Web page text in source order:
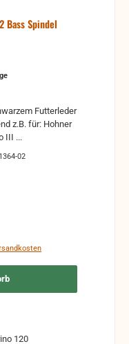
Bass Spindel
02